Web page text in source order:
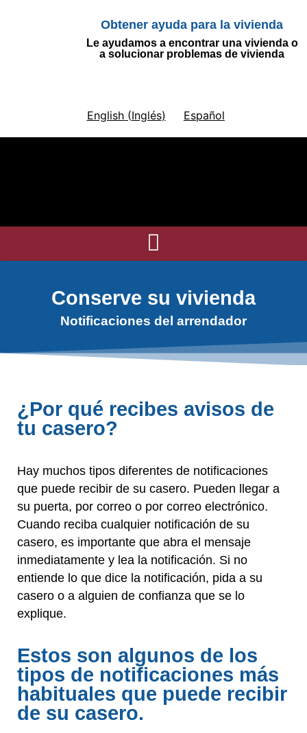
Obtener ayuda para la vivienda
Le ayudamos a encontrar una vivienda o
a solucionar problemas de vivienda
English(Inglés) Español
Conserve su vivienda
Notificaciones del arrendador
¿Por qué recibes avisos de
tu casero?
Hay muchos tipos diferentes de notificaciones
que puede recibir de su casero. Pueden llegar a
su puerta, por correo o por correo electrónico.
Cuando reciba cualquier notificación de su
casero, es importante que abra el mensaje
inmediatamente y lea la notificación. Si no
entiende lo que dice la notificación, pida a su
casero o a alguien de confianza que se lo
explique.
Estos son algunos de los
tipos de notificaciones más
habituales que puede recibir
de su casero.